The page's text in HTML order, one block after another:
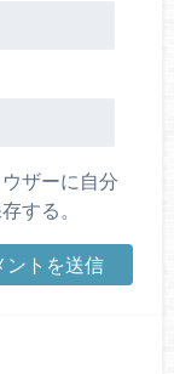
ザーに自分
する。